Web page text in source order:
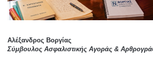
Αλέξανδρος Βοργίας
Σύμβουλος Ασφαλιστικής Αγοράς &